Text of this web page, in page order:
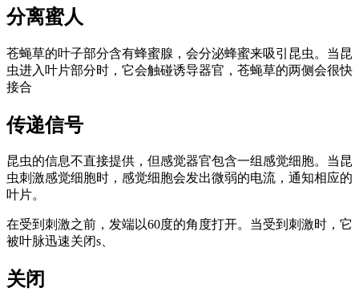
分离蜜人
苍蝇草的叶子部分含有蜂蜜腺，会分泌蜂蜜来吸引昆虫。当昆
虫进入叶片部分时，它会触碰诱导器官，苍蝇草的两侧会很快
接合
传递信号
昆虫的信息不直接提供，但感觉器官包含一组感觉细胞。当昆
虫刺激感觉细胞时，感觉细胞会发出微弱的电流，通知相应的
叶片。
在受到刺激之前，发端以60度的角度打开。当受到刺激时，它
被叶脉迅速关闭s、
关闭